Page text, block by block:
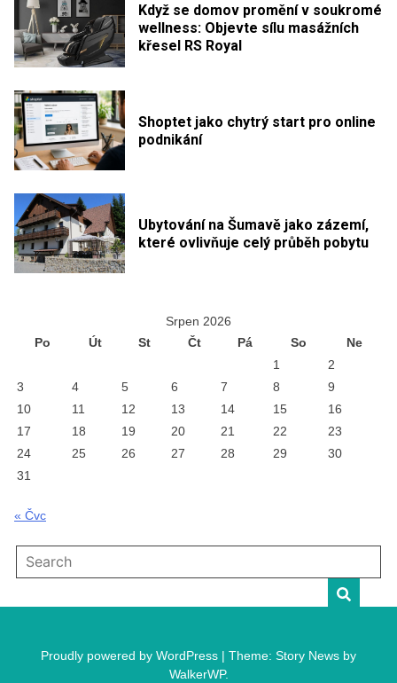
Když se domov promění v soukromé
wellness: Objevte sílu masážních
křesel RS Royal
Shoptet jako chytrý start pro online
podnikání
Ubytování na Šumavě jako zázemí,
které ovlivňuje celý průběh pobytu
Srpen 2026
Po
Út St Čt Pá So
Ne
1
2
3
4 5 6 7 8
9
10
11 12 13 14 15
16
17
18 19 20 21 22
23
24
25 26 27 28 29
30
31
« Čvc
Proudly powered by WordPress | Theme: Story News by
WalkerWP.